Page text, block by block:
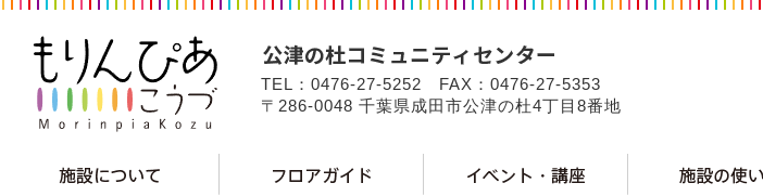
TEL：0476-27-5252 FAX：0476-27-5353
〒286-0048 千葉県成田市公津の杜4丁目8番地